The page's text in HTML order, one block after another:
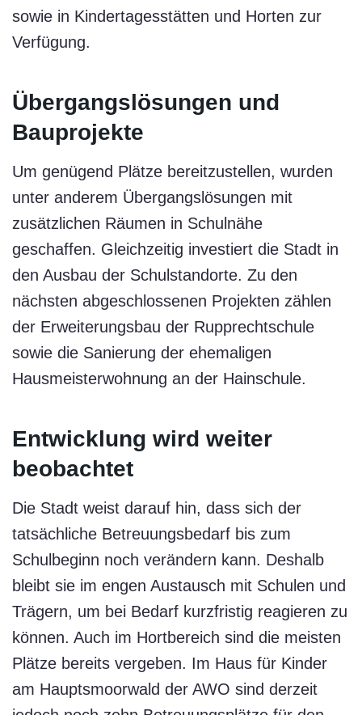
sowie in Kindertagesstätten und Horten zur
Verfügung.
Übergangslösungen und
Bauprojekte
Um genügend Plätze bereitzustellen, wurden
unter anderem Übergangslösungen mit
zusätzlichen Räumen in Schulnähe
geschaffen. Gleichzeitig investiert die Stadt in
den Ausbau der Schulstandorte. Zu den
nächsten abgeschlossenen Projekten zählen
der Erweiterungsbau der Rupprechtschule
sowie die Sanierung der ehemaligen
Hausmeisterwohnung an der Hainschule.
Entwicklung wird weiter
beobachtet
Die Stadt weist darauf hin, dass sich der
tatsächliche Betreuungsbedarf bis zum
Schulbeginn noch verändern kann. Deshalb
bleibt sie im engen Austausch mit Schulen und
Trägern, um bei Bedarf kurzfristig reagieren zu
können. Auch im Hortbereich sind die meisten
Plätze bereits vergeben. Im Haus für Kinder
am Hauptsmoorwald der AWO sind derzeit